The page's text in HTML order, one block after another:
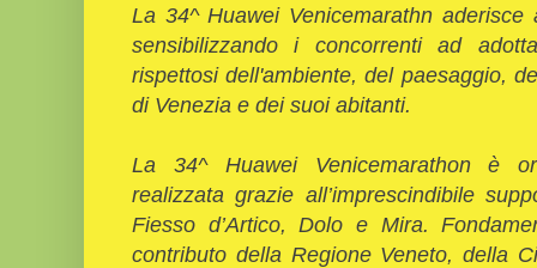
La 34^ Huawei Venicemarathn aderisce
sensibilizzando i concorrenti ad
rispettosi dell'ambiente, del paesaggio,
di Venezia e dei suoi abitanti.
La 34^ Huawei Venicemarathon è
realizzata grazie all’imprescindibile
Fiesso d’Artico, Dolo e Mira.
contributo della Regione Veneto, della